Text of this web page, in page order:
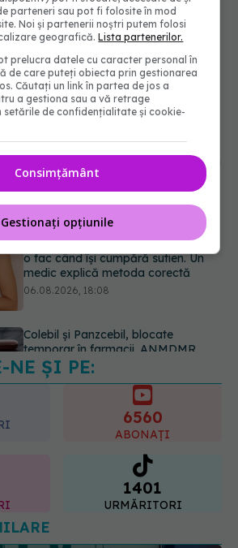
EXCLUSIV Cancerele ginecologice
care pot fi tratate fără operație. Dr.
Sorin Bogdan (SANADOR): Chirurgia
este indicată doar punctual, pentru
anumite categorii de paciente
06.08.2026, 19:05
Greșeala pe care milioane de femei
o fac când își cumpără sutien. Un
medic explică metoda corectă
Colebil și Panzcebil, blocate
temporar în farmacii. ANMDMR
explică de ce a luat măsura
06.08.2026, 16:37
Alertă în Europa după un nou caz
de hantavirus Anzi, singura tulpină
care se transmite de la om la om
06.08.2026, 20:06
NE ȘI PE:
ABONAȚI
1401
URMĂRITORI
parteneri sau pot fi folosite în mod
Noi și partenerii noștri putem folosi
geografică.Lista partenerilor.
prelucra datele cu caracter personal în
de care puteți obiecta prin gestionarea
Căutați un link în partea de jos a
a gestiona sau a vă retrage
setările de confidențialitate și cookie-
Consimțământ
Gestionați opțiunile